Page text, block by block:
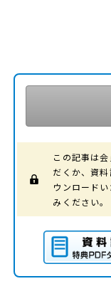
この記事は
だくか、資
ウンロード
みください。
資料請求（